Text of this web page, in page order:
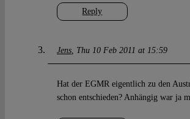
Reply
Jens Thu 10 Feb 2011 at 15:59
Hat der EGMR eigentlich zu den
schon entschieden? Anhängig war ja